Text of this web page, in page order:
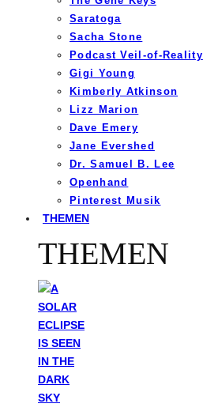
Saratoga
Sacha Stone
Podcast Veil-of-Reality
Gigi Young
Kimberly Atkinson
Lizz Marion
Dave Emery
Jane Evershed
Dr. Samuel B. Lee
Openhand
Pinterest Musik
THEMEN
THEMEN